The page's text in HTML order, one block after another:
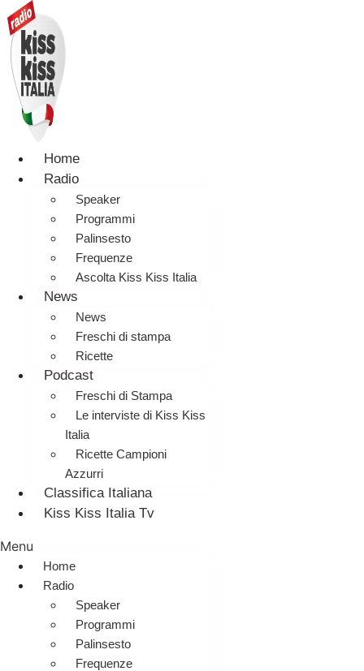
Home
Radio
Speaker
Programmi
Palinsesto
Frequenze
Ascolta Kiss Kiss Italia
News
News
Freschi di stampa
Ricette
Podcast
Freschi di Stampa
Le interviste di Kiss Kiss
Italia
Ricette Campioni
Azzurri
Classifica Italiana
Kiss Kiss Italia Tv
Menu
Home
Radio
Speaker
Programmi
Palinsesto
Frequenze